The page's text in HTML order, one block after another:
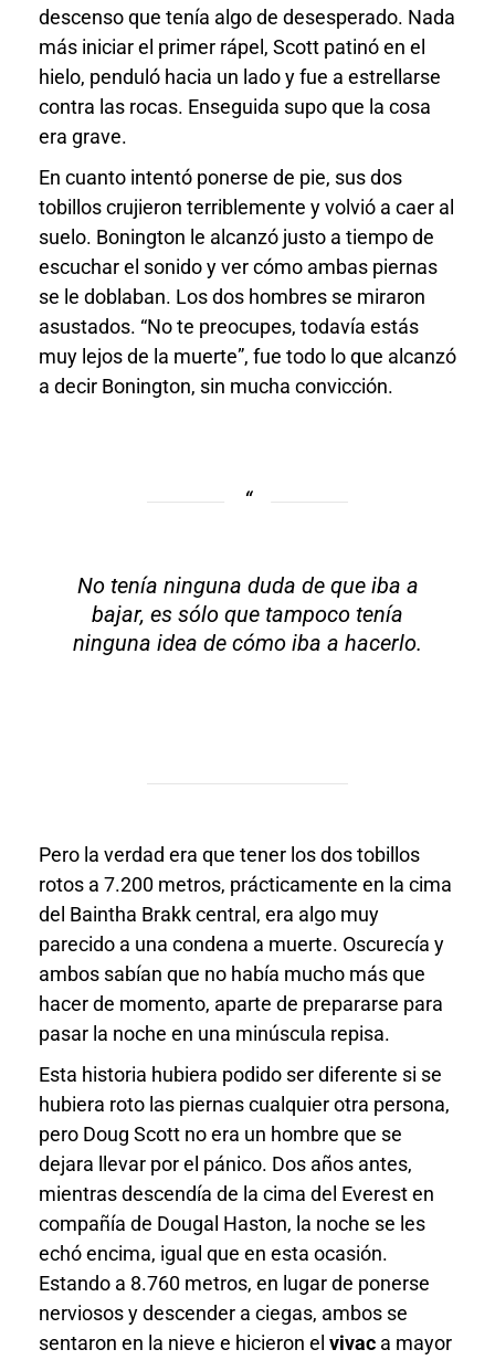
descenso que tenía algo de desesperado. Nada
más iniciar el primer rápel, Scott patinó en el
hielo, penduló hacia un lado y fue a estrellarse
contra las rocas. Enseguida supo que la cosa
era grave.
En cuanto intentó ponerse de pie, sus dos
tobillos crujieron terriblemente y volvió a caer al
suelo. Bonington le alcanzó justo a tiempo de
escuchar el sonido y ver cómo ambas piernas
se le doblaban. Los dos hombres se miraron
asustados. “No te preocupes, todavía estás
muy lejos de la muerte”, fue todo lo que alcanzó
a decir Bonington, sin mucha convicción.
No tenía ninguna duda de que iba a
bajar, es sólo que tampoco tenía
ninguna idea de cómo iba a hacerlo.
Pero la verdad era que tener los dos tobillos
rotos a 7.200 metros, prácticamente en la cima
del Baintha Brakk central, era algo muy
parecido a una condena a muerte. Oscurecía y
ambos sabían que no había mucho más que
hacer de momento, aparte de prepararse para
pasar la noche en una minúscula repisa.
Esta historia hubiera podido ser diferente si se
hubiera roto las piernas cualquier otra persona,
pero Doug Scott no era un hombre que se
dejara llevar por el pánico. Dos años antes,
mientras descendía de la cima del Everest en
compañía de Dougal Haston, la noche se les
echó encima, igual que en esta ocasión.
Estando a 8.760 metros, en lugar de ponerse
nerviosos y descender a ciegas, ambos se
sentaron en la nieve e hicieron el vivac a mayor